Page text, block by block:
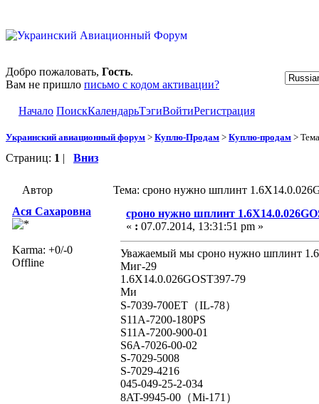
Добро пожаловать, Гость.
Вам не пришло письмо с кодом активации?
Начало ПоискКалендарьТэгиВойтиРегистрация
Украинский авиационный форум > Куплю-Продам > Куплю-продам >
Страниц: 1 | Вниз
Автор
Тема: сроно нужно шплинт
Ася Сахаровна
Karma: +0/-0
Offline
сроно нужно шплинт
« : 07.07.2014, 13:31:51 pm »
Уважаемый мы сроно нужно шплинт
Миг-29
1.6X14.0.026GOST397-79
Ми
S-7039-700ET（IL-78）
S11A-7200-180PS
S11A-7200-900-01
S6A-7026-00-02
S-7029-5008
S-7029-4216
045-049-25-2-034
8AT-9945-00（Mi-171）